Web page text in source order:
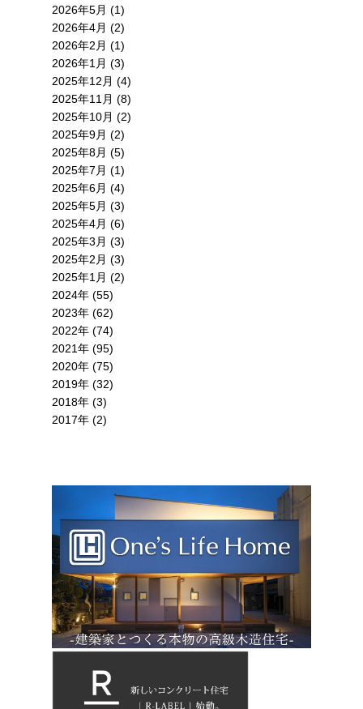
2026年5月 (1)
2026年4月 (2)
2026年2月 (1)
2026年1月 (3)
2025年12月 (4)
2025年11月 (8)
2025年10月 (2)
2025年9月 (2)
2025年8月 (5)
2025年7月 (1)
2025年6月 (4)
2025年5月 (3)
2025年4月 (6)
2025年3月 (3)
2025年2月 (3)
2025年1月 (2)
2024年 (55)
2023年 (62)
2022年 (74)
2021年 (95)
2020年 (75)
2019年 (32)
2018年 (3)
2017年 (2)